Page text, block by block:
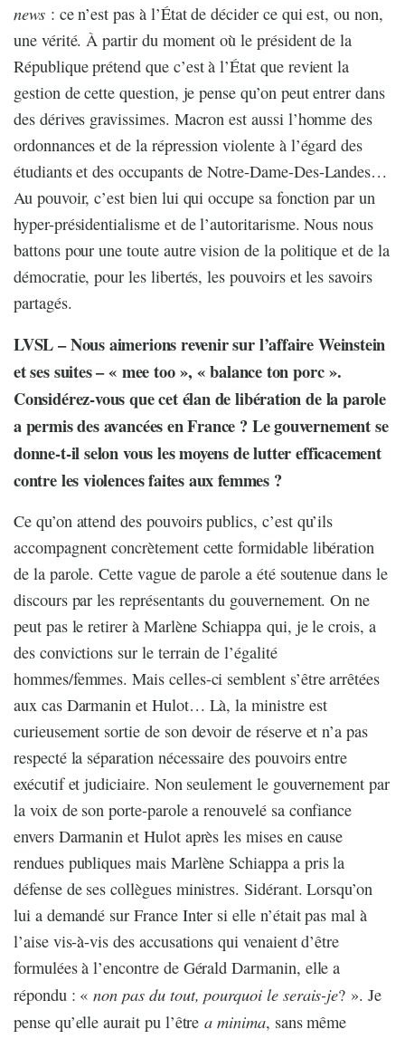
news: ce n’est pas à l’État de décider ce qui est, ou non,
une vérité. À partir du moment où le président de la
République prétend que c’est à l’État que revient la
gestion de cette question, je pense qu’on peut entrer dans
des dérives gravissimes. Macron est aussi l’homme des
ordonnances et de la répression violente à l’égard des
étudiants et des occupants de Notre-Dame-Des-Landes…
Au pouvoir, c’est bien lui qui occupe sa fonction par un
hyper-présidentialisme et de l’autoritarisme. Nous nous
battons pour une toute autre vision de la politique et de la
démocratie, pour les libertés, les pouvoirs et les savoirs
partagés.
LVSL – Nous aimerions revenir sur l’affaire Weinstein
et ses suites – « mee too », « balance ton porc ».
Considérez-vous que cet élan de libération de la parole
a permis des avancées en France ? Le gouvernement se
donne-t-il selon vous les moyens de lutter efficacement
contre les violences faites aux femmes ?
Ce qu’on attend des pouvoirs publics, c’est qu’ils
accompagnent concrètement cette formidable libération
de la parole. Cette vague de parole a été soutenue dans le
discours par les représentants du gouvernement. On ne
peut pas le retirer à Marlène Schiappa qui, je le crois, a
des convictions sur le terrain de l’égalité
hommes/femmes. Mais celles-ci semblent s’être arrêtées
aux cas Darmanin et Hulot… Là, la ministre est
curieusement sortie de son devoir de réserve et n’a pas
respecté la séparation nécessaire des pouvoirs entre
exécutif et judiciaire. Non seulement le gouvernement par
la voix de son porte-parole a renouvelé sa confiance
envers Darmanin et Hulot après les mises en cause
rendues publiques mais Marlène Schiappa a pris la
défense de ses collègues ministres. Sidérant. Lorsqu’on
lui a demandé sur France Inter si elle n’était pas mal à
l’aise vis-à-vis des accusations qui venaient d’être
formulées à l’encontre de Gérald Darmanin, elle a
répondu : «non pas du tout, pourquoi le serais-je? ». Je
pense qu’elle aurait pu l’êtrea minima, sans même